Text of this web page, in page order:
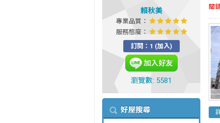
賴秋美
專業品質：
服務態度：
訂閱：1 (加入)
瀏覽數: 5581
好屋搜尋
關